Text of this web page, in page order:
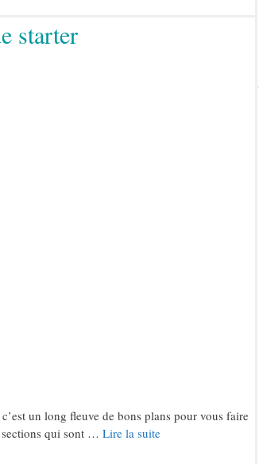
starter
un long fleuve de bons plans pour vous faire
sections qui sont … Lire la suite